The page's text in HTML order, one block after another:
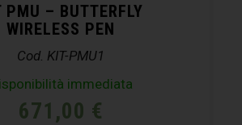
PMU – BUTTERFLY
WIRELESS PEN
Cod. KIT-PMU1
immediata
671,00 €